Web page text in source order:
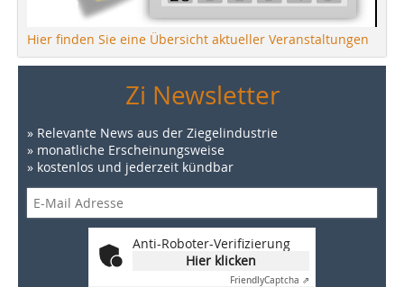
Hier finden Sie eine Übersicht aktueller Veranstaltungen
Zi Newsletter
» Relevante News aus der Ziegelindustrie
» monatliche Erscheinungsweise
» kostenlos und jederzeit kündbar
Anti-Roboter-Verifizierung
Hier klicken
FriendlyCaptcha ⇗